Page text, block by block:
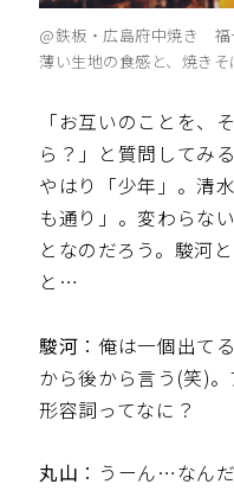
@鉄板・広島府中焼き 福
薄い生地の食感と、焼きそ
「お互いのことを、
ら？」と質問してみ
やはり「少年」。清
も通り」。変わらな
となのだろう。駿河
と…
駿河 ：俺は一個出て
から後から言う(笑)
形容詞ってなに？
丸山 ：うーん…なん